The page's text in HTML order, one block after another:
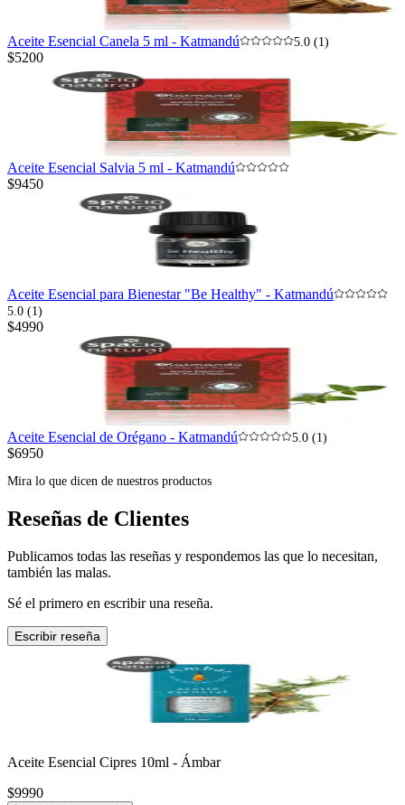
Aceite Esencial Canela 5 ml - Katmandú 5.0 (1)
$5200
Aceite Esencial Salvia 5 ml - Katmandú
$9450
Aceite Esencial para Bienestar "Be Healthy" - Katmandú
5.0 (1)
$4990
Aceite Esencial de Orégano - Katmandú 5.0 (1)
$6950
Mira lo que dicen de nuestros productos
Reseñas de Clientes
Publicamos todas las reseñas y respondemos las que lo necesitan,
también las malas.
Sé el primero en escribir una reseña.
Escribir reseña
Aceite Esencial Cipres 10ml - Ámbar
$9990